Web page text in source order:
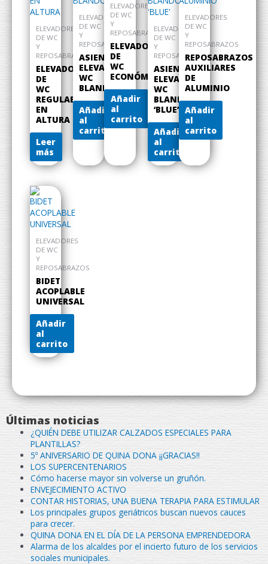
ELEVADORES
DE WC
Y
REPOSABRAZOS
ELEVADOR
DE
WC
REGULABLE
EN
ALTURA
Leer
más
ELEVADORES
DE WC
Y
REPOSABRAZOS
ASIENTO
ELEVADOR
WC
BLANDO
Añadir
al
carrito
ELEVADORES
DE WC
Y
REPOSABRAZOS
ELEVADORES
DE
WC
ECONÓMICOS
Añadir
al
carrito
ELEVADORES
DE WC
Y
REPOSABRAZOS
ASIENTO
ELEVADOR
WC
BLANDO
‘BLUE’
Añadir
al
carrito
ELEVADORES
DE WC
Y
REPOSABRAZOS
REPOSABRAZOS
AUXILIARES
DE
ALUMINIO
Añadir
al
carrito
ELEVADORES
DE WC
Y
REPOSABRAZOS
BIDET
ACOPLABLE
UNIVERSAL
Añadir
al
carrito
Últimas noticias
¿QUIÉN DEBE UTILIZAR CALZADOS ESPECIALES PARA
PLANTILLAS?
5º ANIVERSARIO DE QUINA DONA ¡¡GRACIAS!!
LOS SUPERCENTENARIOS
Cómo hacerse mayor sin volverse un gruñón.
ENVEJECIMIENTO ACTIVO
CONTAR HISTORIAS, UNA BUENA TERAPIA PARA ESTIMULAR
Los principales grupos geriátricos buscan nuevos cauces
para crecer.
QUINA DONA EN EL DÍA DE LA PERSONA EMPRENDEDORA
Alarma de los alcaldes por el incierto futuro de los servicios
sociales municipales.